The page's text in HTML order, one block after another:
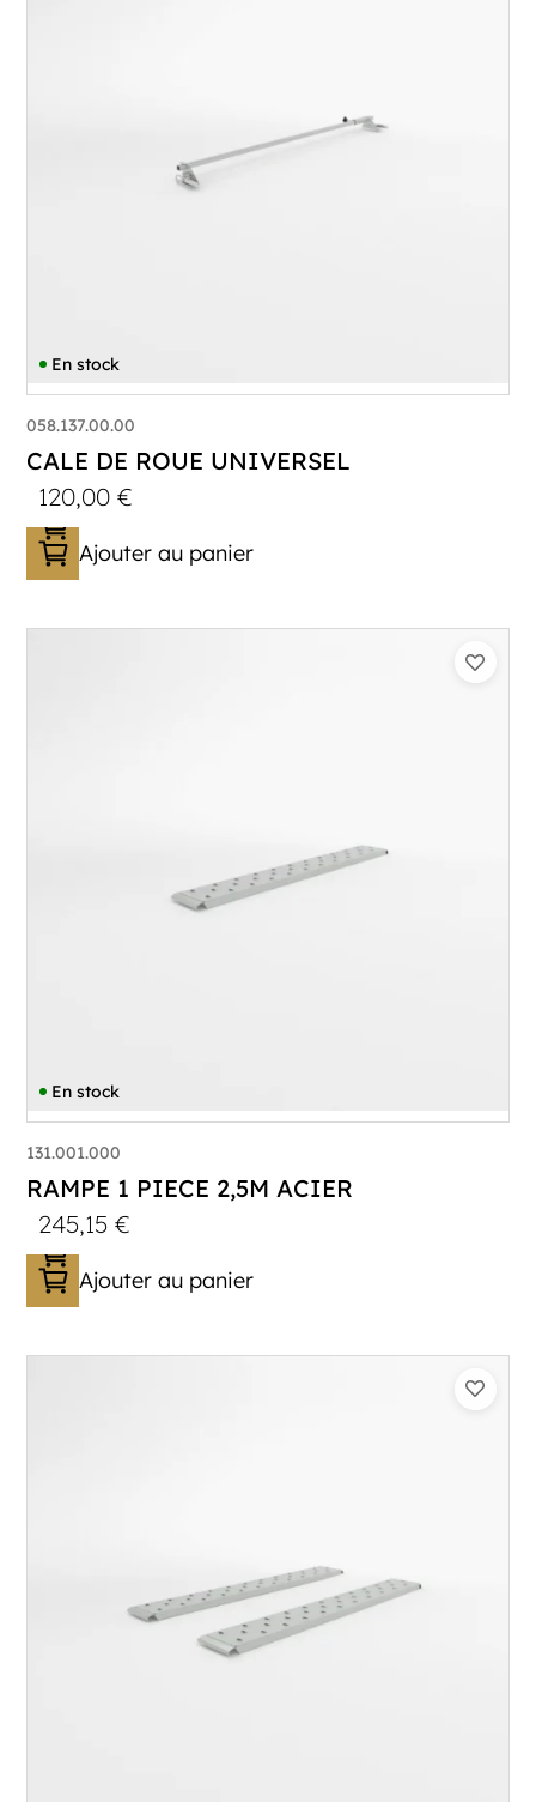
En stock
058.137.00.00
CALE DE ROUE UNIVERSEL
120,00€
Ajouter au panier
En stock
131.001.000
RAMPE 1 PIECE 2,5M ACIER
245,15€
Ajouter au panier